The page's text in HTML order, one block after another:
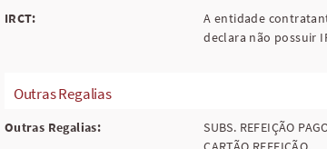
IRCT:
A entidade
declara não possuir
Outras Regalias
Outras Regalias:
SUBS. REFEIÇÃO